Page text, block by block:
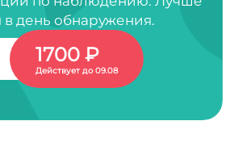
в день обнаружения.
1700 ₽
Действует до 09.08